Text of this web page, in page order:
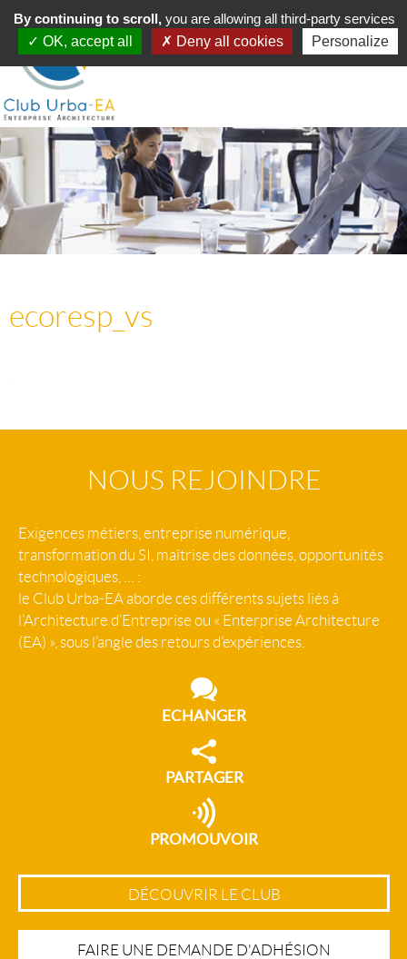
Toggle
navigation
MENU
ecoresp_vs
NOUS REJOINDRE
Exigences métiers, entreprise numérique,
transformation du SI, maîtrise des données, opportunités
technologiques, … :
le Club Urba-EA aborde ces différents sujets liés à
l’Architecture d’Entreprise ou « Enterprise Architecture
(EA) », sous l’angle des retours d’expériences.
ECHANGER
PARTAGER
PROMOUVOIR
DÉCOUVRIR LE CLUB
FAIRE UNE DEMANDE D'ADHÉSION
By continuing to scroll, you are allowing all third-party services
OK, accept all
Deny all cookies Personalize